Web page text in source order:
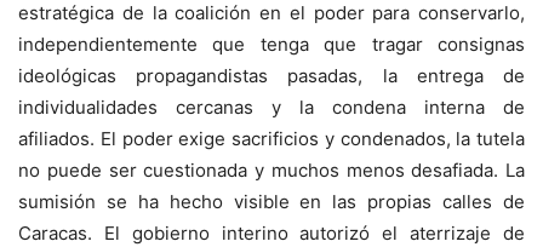
estratégica de la coalición en el poder para conservarlo,
independientemente que tenga que tragar consignas
ideológicas propagandistas pasadas, la entrega de
individualidades cercanas y la condena interna de
afiliados. El poder exige sacrificios y condenados, la tutela
no puede ser cuestionada y muchos menos desafiada. La
sumisión se ha hecho visible en las propias calles de
Caracas. El gobierno interino autorizó el aterrizaje de